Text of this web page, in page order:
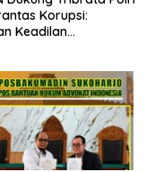
Korupsi:
Keadilan